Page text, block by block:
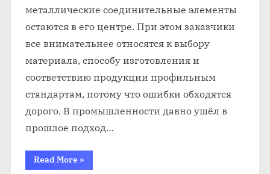
металлические соединительные элементы
остаются в его центре. При этом заказчики
все внимательнее относятся к выбору
материала, способу изготовления и
соответствию продукции профильным
стандартам, потому что ошибки обходятся
дорого. В промышленности давно ушёл в
прошлое подход…
Read More“Современные
фланцы:
»